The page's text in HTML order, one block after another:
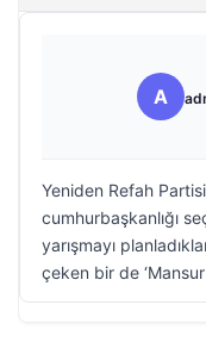
A
Yeniden Refah
cumhurbaşkanlığı
yarışmayı
çeken bir de ‘Mansur